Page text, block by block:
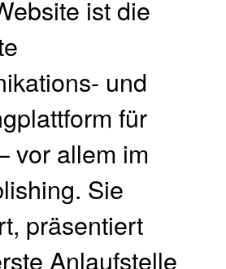
ist die
und
für
vor allem im
Sie
präsentiert
Anlaufstelle